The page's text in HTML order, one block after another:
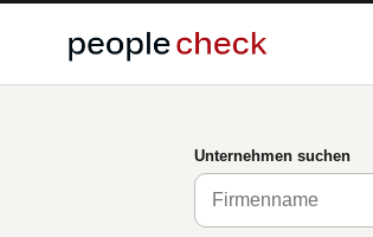
Unternehmen suchen